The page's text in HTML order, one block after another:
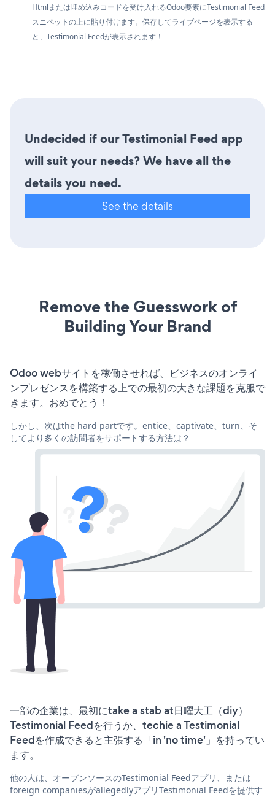
Htmlまたは埋め込みコードを受け入れるOdoo要素にTestimonial Feed
スニペットの上に貼り付けます。保存してライブページを表示する
と、Testimonial Feedが表示されます！
Undecided if our Testimonial Feed app
will suit your needs? We have all the
details you need.
See the details
Remove the Guesswork of
Building Your Brand
Odoo webサイトを稼働させれば、ビジネスのオンライ
ンプレゼンスを構築する上での最初の大きな課題を克服で
きます。おめでとう！
しかし、次はthe hard partです。entice、captivate、turn、そ
してより多くの訪問者をサポートする方法は？
一部の企業は、最初にtake a stab at日曜大工（diy）
Testimonial Feedを行うか、techie a Testimonial
Feedを作成できると主張する「in 'no time'」を持ってい
ます。
他の人は、オープンソースのTestimonial Feedアプリ、または
foreign companiesがallegedlyアプリTestimonial Feedを提供す